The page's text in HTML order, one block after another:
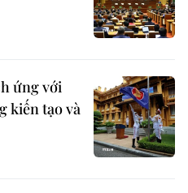
ứng với
kiến tạo và